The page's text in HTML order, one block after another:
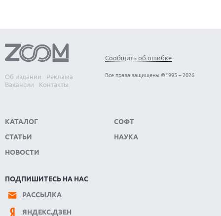
Об издании
Реклама
Вакансии
Контакты
Сообщить об ошибке
Все права защищены ©1995 – 2026
КАТАЛОГ
СТАТЬИ
НОВОСТИ
СОФТ
НАУКА
ПОДПИШИТЕСЬ НА НАС
РАССЫЛКА
ЯНДЕКС.ДЗЕН